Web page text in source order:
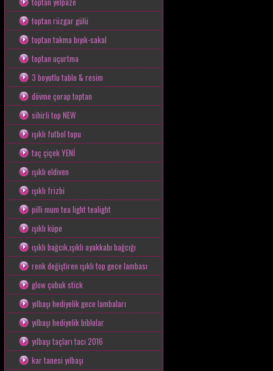
toptan rüzgar gülü
toptan takma bıyık-sakal
toptan uçurtma
3 boyutlu tablo & resim
dövme çorap toptan
sihirli top NEW
ışıklı futbol topu
taç çiçek YENİ
ışıklı eldiven
ışıklı frizbi
pilli mum tea light tealight
ışıklı küpe
ışıklı bağcık,ışıklı ayakkabı bağcığı
renk değiştiren ışıklı top gece lambası
glow çubuk stick
yılbaşı hediyelik gece lambaları
yılbaşı hediyelik biblolar
yılbaşı taçları tacı 2016
kar tanesi yılbaşı